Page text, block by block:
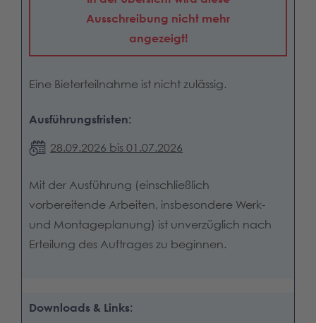
Ausschreibung nicht mehr
angezeigt!
Eine Bieterteilnahme ist nicht zulässig.
Ausführungsfristen:
28.09.2026 bis 01.07.2026
Mit der Ausführung (einschließlich
vorbereitende Arbeiten, insbesondere Werk-
und Montageplanung) ist unverzüglich nach
Erteilung des Auftrages zu beginnen.
Downloads & Links: